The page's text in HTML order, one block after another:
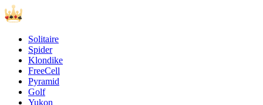
Solitaire
Spider
Klondike
FreeCell
Pyramid
Golf
Yukon